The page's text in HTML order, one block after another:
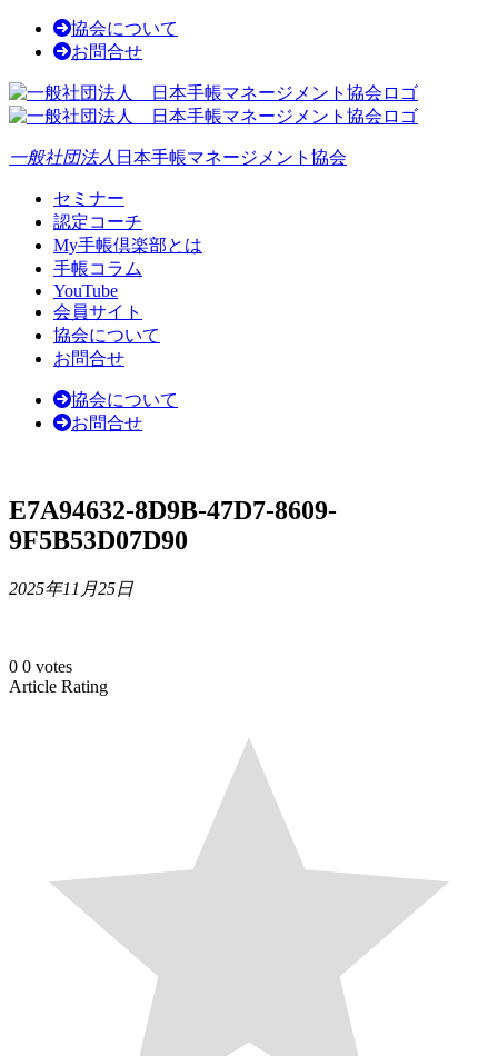
協会について
お問合せ
一般社団法人 日本手帳マネージメント協会
セミナー
認定コーチ
My手帳倶楽部とは
手帳コラム
YouTube
会員サイト
協会について
お問合せ
協会について
お問合せ
E7A94632-8D9B-47D7-8609-
9F5B53D07D90
2025年11月25日
0 0 votes
Article Rating